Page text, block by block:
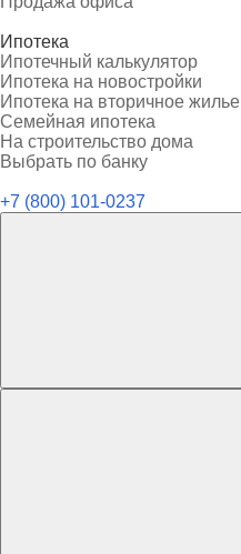
Ипотека
Ипотечный калькулятор
Ипотека на новостройки
Ипотека на вторичное жилье
Семейная ипотека
На строительство дома
Выбрать по банку
+7 (800) 101-0237